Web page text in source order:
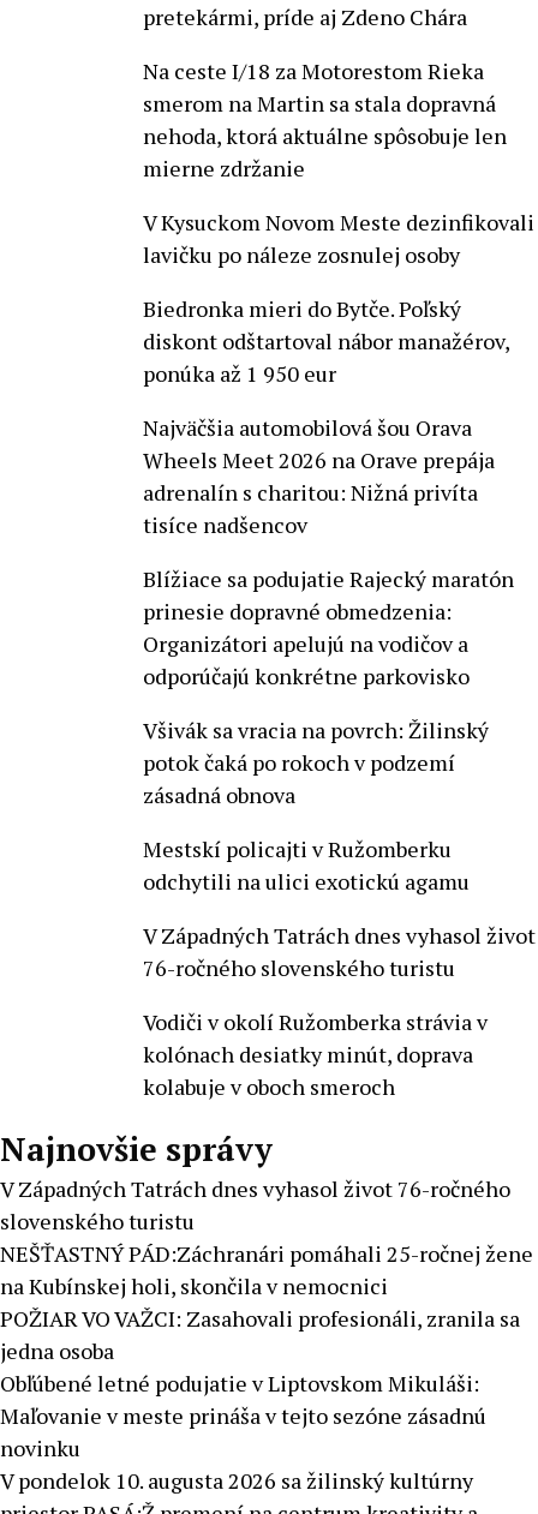
pretekármi, príde aj Zdeno Chára
Na ceste I/18 za Motorestom Rieka
smerom na Martin sa stala dopravná
nehoda, ktorá aktuálne spôsobuje len
mierne zdržanie
V Kysuckom Novom Meste dezinfikovali
lavičku po náleze zosnulej osoby
Biedronka mieri do Bytče. Poľský
diskont odštartoval nábor manažérov,
ponúka až 1 950 eur
Najväčšia automobilová šou Orava
Wheels Meet 2026 na Orave prepája
adrenalín s charitou: Nižná privíta
tisíce nadšencov
Blížiace sa podujatie Rajecký maratón
prinesie dopravné obmedzenia:
Organizátori apelujú na vodičov a
odporúčajú konkrétne parkovisko
Všivák sa vracia na povrch: Žilinský
potok čaká po rokoch v podzemí
zásadná obnova
Mestskí policajti v Ružomberku
odchytili na ulici exotickú agamu
V Západných Tatrách dnes vyhasol život
76-ročného slovenského turistu
Vodiči v okolí Ružomberka strávia v
kolónach desiatky minút, doprava
kolabuje v oboch smeroch
Najnovšie správy
V Západných Tatrách dnes vyhasol život 76-ročného
slovenského turistu
NEŠŤASTNÝ PÁD:Záchranári pomáhali 25-ročnej žene
na Kubínskej holi, skončila v nemocnici
POŽIAR VO VAŽCI: Zasahovali profesionáli, zranila sa
jedna osoba
Obľúbené letné podujatie v Liptovskom Mikuláši:
Maľovanie v meste prináša v tejto sezóne zásadnú
novinku
V pondelok 10. augusta 2026 sa žilinský kultúrny